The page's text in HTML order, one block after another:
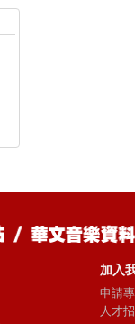
加入
申請
人才